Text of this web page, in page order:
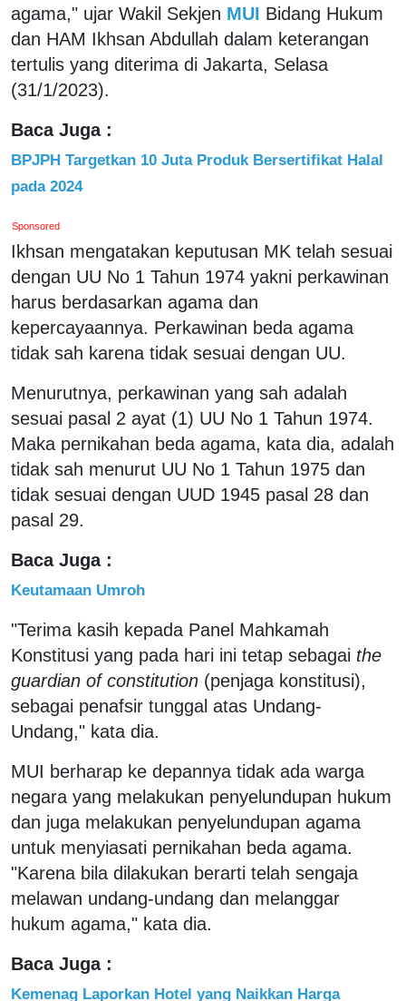
agama," ujar Wakil Sekjen MUI Bidang Hukum
dan HAM Ikhsan Abdullah dalam keterangan
tertulis yang diterima di Jakarta, Selasa
(31/1/2023).
Baca Juga :
BPJPH Targetkan 10 Juta Produk Bersertifikat Halal
pada 2024
Sponsored
Ikhsan mengatakan keputusan MK telah sesuai
dengan UU No 1 Tahun 1974 yakni perkawinan
harus berdasarkan agama dan
kepercayaannya. Perkawinan beda agama
tidak sah karena tidak sesuai dengan UU.
Menurutnya, perkawinan yang sah adalah
sesuai pasal 2 ayat (1) UU No 1 Tahun 1974.
Maka pernikahan beda agama, kata dia, adalah
tidak sah menurut UU No 1 Tahun 1975 dan
tidak sesuai dengan UUD 1945 pasal 28 dan
pasal 29.
Baca Juga :
Keutamaan Umroh
"Terima kasih kepada Panel Mahkamah
Konstitusi yang pada hari ini tetap sebagai the
guardian of constitution (penjaga konstitusi),
sebagai penafsir tunggal atas Undang-
Undang," kata dia.
MUI berharap ke depannya tidak ada warga
negara yang melakukan penyelundupan hukum
dan juga melakukan penyelundupan agama
untuk menyiasati pernikahan beda agama.
"Karena bila dilakukan berarti telah sengaja
melawan undang-undang dan melanggar
hukum agama," kata dia.
Baca Juga :
Kemenag Laporkan Hotel yang Naikkan Harga